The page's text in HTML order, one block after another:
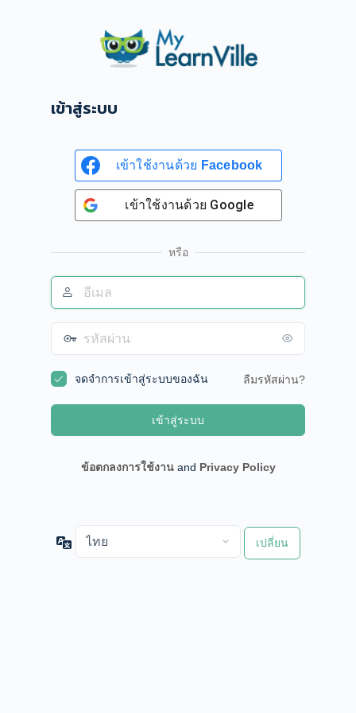
เข้าสู่ระบบ
เข้าใช้งานด้วย Facebook
เข้าใช้งานด้วย Google
หรือ
จดจำการเข้าสู่ระบบของฉัน ลืมรหัสผ่าน?
ข้อตกลงการใช้งานand Privacy Policy
ภาษา